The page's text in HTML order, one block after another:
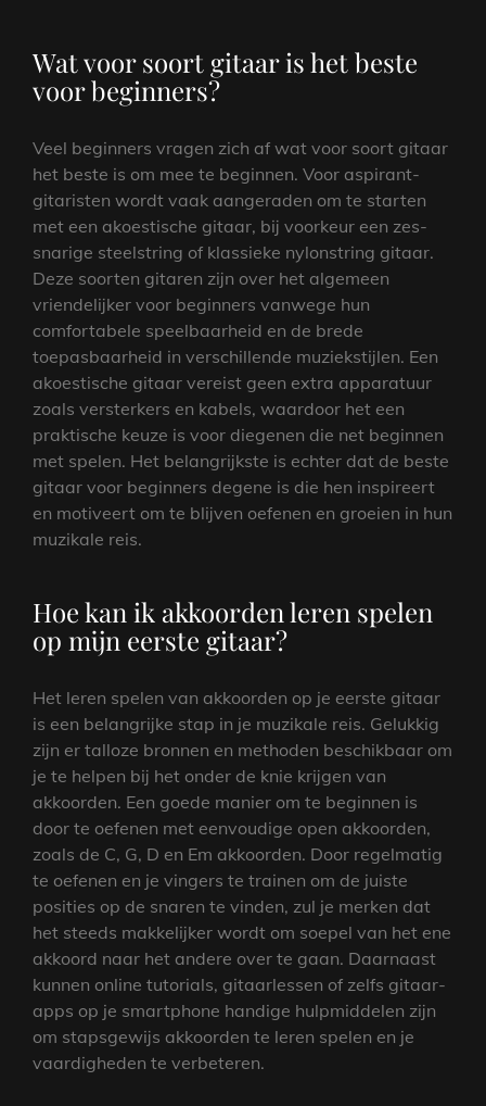
Wat voor soort gitaar is het beste
voor beginners?
Veel beginners vragen zich af wat voor soort gitaar
het beste is om mee te beginnen. Voor aspirant-
gitaristen wordt vaak aangeraden om te starten
met een akoestische gitaar, bij voorkeur een zes-
snarige steelstring of klassieke nylonstring gitaar.
Deze soorten gitaren zijn over het algemeen
vriendelijker voor beginners vanwege hun
comfortabele speelbaarheid en de brede
toepasbaarheid in verschillende muziekstijlen. Een
akoestische gitaar vereist geen extra apparatuur
zoals versterkers en kabels, waardoor het een
praktische keuze is voor diegenen die net beginnen
met spelen. Het belangrijkste is echter dat de beste
gitaar voor beginners degene is die hen inspireert
en motiveert om te blijven oefenen en groeien in hun
muzikale reis.
Hoe kan ik akkoorden leren spelen
op mijn eerste gitaar?
Het leren spelen van akkoorden op je eerste gitaar
is een belangrijke stap in je muzikale reis. Gelukkig
zijn er talloze bronnen en methoden beschikbaar om
je te helpen bij het onder de knie krijgen van
akkoorden. Een goede manier om te beginnen is
door te oefenen met eenvoudige open akkoorden,
zoals de C, G, D en Em akkoorden. Door regelmatig
te oefenen en je vingers te trainen om de juiste
posities op de snaren te vinden, zul je merken dat
het steeds makkelijker wordt om soepel van het ene
akkoord naar het andere over te gaan. Daarnaast
kunnen online tutorials, gitaarlessen of zelfs gitaar-
apps op je smartphone handige hulpmiddelen zijn
om stapsgewijs akkoorden te leren spelen en je
vaardigheden te verbeteren.